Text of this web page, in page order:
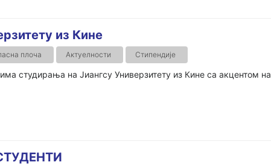
из Кине
плоча Актуелности Стипендије
студирања на Јиангсу Универзитету из Кине са акцентом на